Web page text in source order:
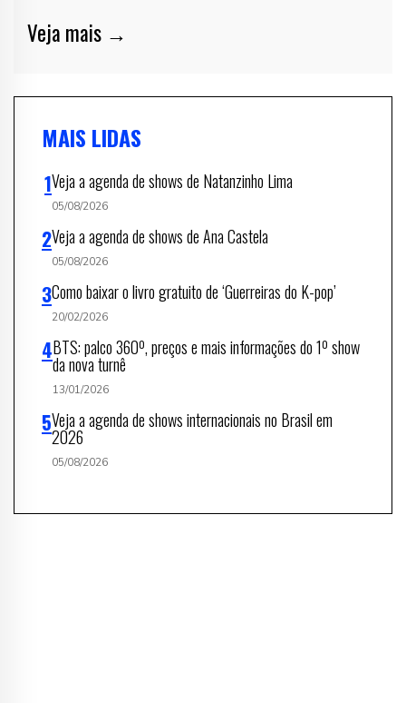
Veja mais →
MAIS LIDAS
Veja a agenda de shows de Natanzinho Lima
05/08/2026
Veja a agenda de shows de Ana Castela
05/08/2026
Como baixar o livro gratuito de ‘Guerreiras do K-pop’
20/02/2026
BTS: palco 360º, preços e mais informações do 1º show
da nova turnê
13/01/2026
Veja a agenda de shows internacionais no Brasil em
2026
05/08/2026